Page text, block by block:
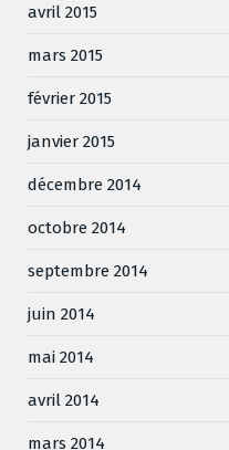
avril 2015
mars 2015
février 2015
janvier 2015
décembre 2014
octobre 2014
septembre 2014
juin 2014
mai 2014
avril 2014
mars 2014